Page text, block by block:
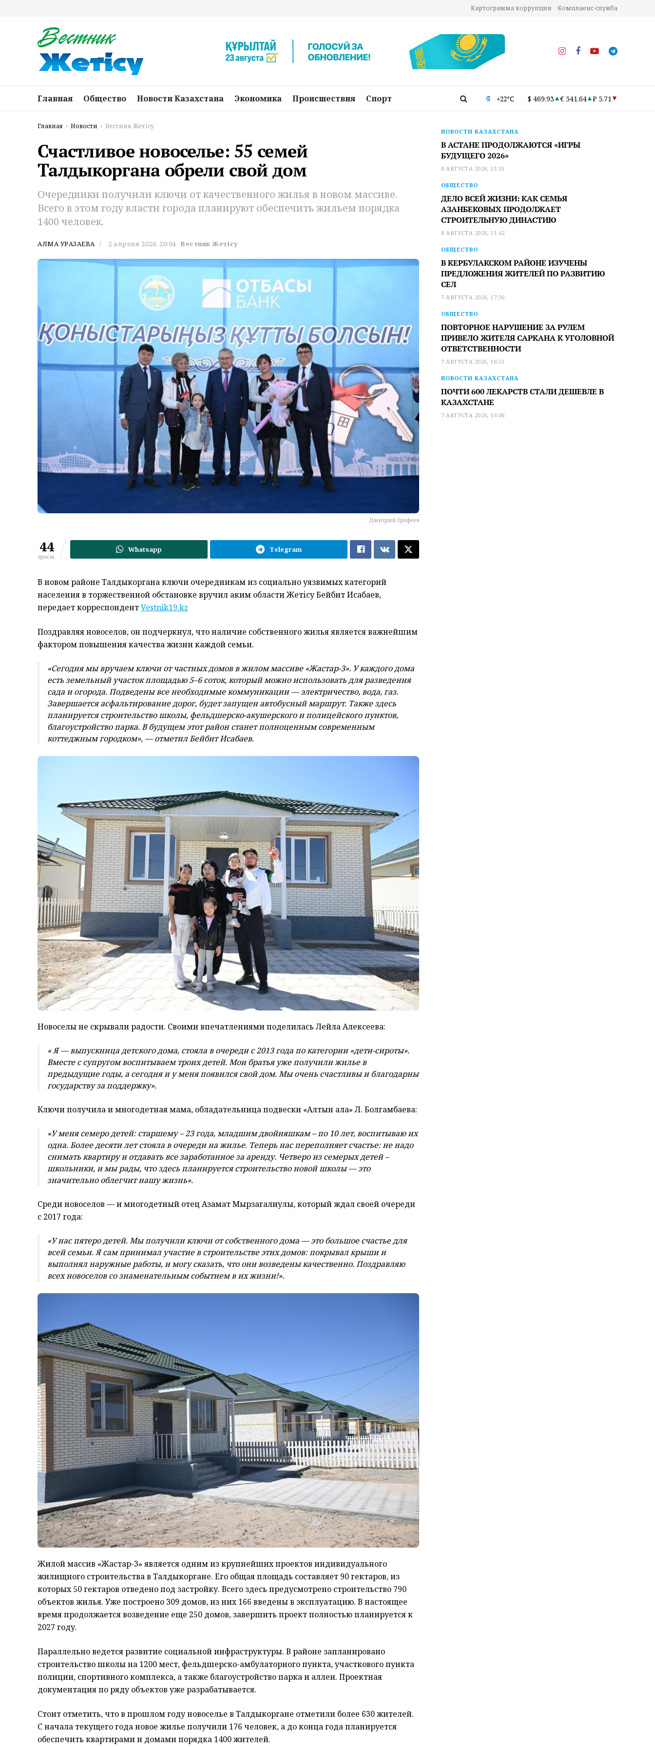
Картограмма коррупции Комплаенс-служба
Главная Общество Новости Казахстана Экономика Происшествия Спорт +22°C $ 469.93 € 541.64 ₽ 5.71
Главная Новости Вестник Жетісу
Счастливое новоселье: 55 семей
Талдыкоргана обрели свой дом
Очередники получили ключи от качественного жилья в новом массиве.
Всего в этом году власти города планируют обеспечить жильем порядка
1400 человек.
АЛМА УРАЗАЕВА 2 апреля 2026, 20:04 Вестник Жетісу
Дмитрий Ерофеев
44
просм.
Whatsapp Telegram
В новом районе Талдыкоргана ключи очередникам из социально уязвимых категорий
населения в торжественной обстановке вручил аким области Жетісу Бейбит Исабаев,
передает корреспондентVestnik19.kz
Поздравляя новоселов, он подчеркнул, что наличие собственного жилья является важнейшим
фактором повышения качества жизни каждой семьи.
«Сегодня мы вручаем ключи от частных домов в жилом массиве «Жастар-3». У каждого дома
есть земельный участок площадью 5–6 соток, который можно использовать для разведения
сада и огорода. Подведены все необходимые коммуникации — электричество, вода, газ.
Завершается асфальтирование дорог, будет запущен автобусный маршрут. Также здесь
планируется строительство школы, фельдшерско-акушерского и полицейского пунктов,
благоустройство парка. В будущем этот район станет полноценным современным
коттеджным городком», — отметил Бейбит Исабаев.
Новоселы не скрывали радости. Своими впечатлениями поделилась Лейла Алексеева:
« Я — выпускница детского дома, стояла в очереди с 2013 года по категории «дети-сироты».
Вместе с супругом воспитываем троих детей. Мои братья уже получили жилье в
предыдущие годы, а сегодня и у меня появился свой дом. Мы очень счастливы и благодарны
государству за поддержку».
Ключи получила и многодетная мама, обладательница подвески «Алтын алқа» Л. Болгамбаева:
«У меня семеро детей: старшему – 23 года, младшим двойняшкам – по 10 лет, воспитываю их
одна. Более десяти лет стояла в очереди на жилье. Теперь нас переполняет счастье: не надо
снимать квартиру и отдавать все заработанное за аренду. Четверо из семерых детей –
школьники, и мы рады, что здесь планируется строительство новой школы — это
значительно облегчит нашу жизнь».
Среди новоселов — и многодетный отец Азамат Мырзагалиулы, который ждал своей очереди
с 2017 года:
«У нас пятеро детей. Мы получили ключи от собственного дома — это большое счастье для
всей семьи. Я сам принимал участие в строительстве этих домов: покрывал крыши и
выполнял наружные работы, и могу сказать, что они возведены качественно. Поздравляю
всех новоселов со знаменательным событием в их жизни!».
Жилой массив «Жастар-3» является одним из крупнейших проектов индивидуального
жилищного строительства в Талдыкоргане. Его общая площадь составляет 90 гектаров, из
которых 50 гектаров отведено под застройку. Всего здесь предусмотрено строительство 790
объектов жилья. Уже построено 309 домов, из них 166 введены в эксплуатацию. В настоящее
время продолжается возведение еще 250 домов, завершить проект полностью планируется к
2027 году.
Параллельно ведется развитие социальной инфраструктуры. В районе запланировано
строительство школы на 1200 мест, фельдшерско-амбулаторного пункта, участкового пункта
полиции, спортивного комплекса, а также благоустройство парка и аллеи. Проектная
документация по ряду объектов уже разрабатывается.
Стоит отметить, что в прошлом году новоселье в Талдыкоргане отметили более 630 жителей.
С начала текущего года новое жилье получили 176 человек, а до конца года планируется
обеспечить квартирами и домами порядка 1400 жителей.
НОВОСТИ КАЗАХСТАНА
В АСТАНЕ ПРОДОЛЖАЮТСЯ «ИГРЫ
БУДУЩЕГО 2026»
8 АВГУСТА 2026, 13:35
ОБЩЕСТВО
ДЕЛО ВСЕЙ ЖИЗНИ: КАК СЕМЬЯ
АЗАНБЕКОВЫХ ПРОДОЛЖАЕТ
СТРОИТЕЛЬНУЮ ДИНАСТИЮ
8 АВГУСТА 2026, 11:42
ОБЩЕСТВО
В КЕРБУЛАКСКОМ РАЙОНЕ ИЗУЧЕНЫ
ПРЕДЛОЖЕНИЯ ЖИТЕЛЕЙ ПО РАЗВИТИЮ
СЕЛ
7 АВГУСТА 2026, 17:36
ОБЩЕСТВО
ПОВТОРНОЕ НАРУШЕНИЕ ЗА РУЛЕМ
ПРИВЕЛО ЖИТЕЛЯ САРКАНА К УГОЛОВНОЙ
ОТВЕТСТВЕННОСТИ
7 АВГУСТА 2026, 16:51
НОВОСТИ КАЗАХСТАНА
ПОЧТИ 600 ЛЕКАРСТВ СТАЛИ ДЕШЕВЛЕ В
КАЗАХСТАНЕ
7 АВГУСТА 2026, 16:06